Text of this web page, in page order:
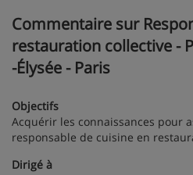
Commentaire sur
restauration collective -
-Élysée - Paris
Objectifs
Acquérir les connaissances pour
responsable de cuisine en
Dirigé à